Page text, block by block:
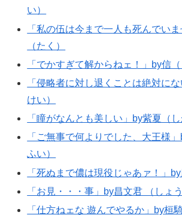
い）
「私の伍は今まで一人も死んでい
（たく）
「でかすぎて解からねェ！」by信（
「侵略者に対し退くことは絶対に
けい）
「瞳がなんとも美しい」by紫夏（し
「ご無事で何よりでした、大王様
ふい）
「死ぬまで儂は現役じゃあァ！」by
「お見・・・事」by昌文君 （しょ
「仕方ねェな 遊んでやるか」by桓